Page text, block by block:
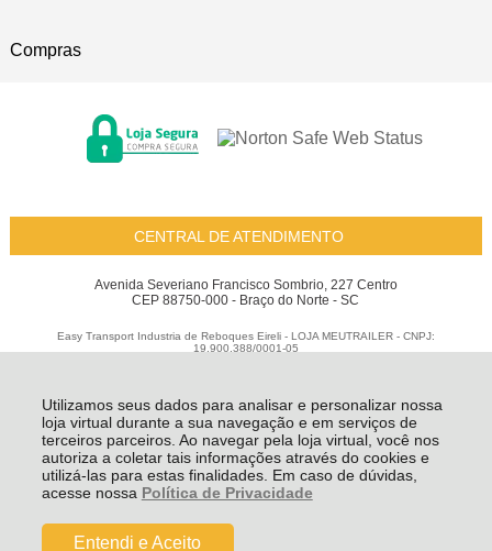
Utilizamos seus dados para analisar e personalizar nossa
loja virtual durante a sua navegação e em serviços de
terceiros parceiros. Ao navegar pela loja virtual, você nos
autoriza a coletar tais informações através do cookies e
utilizá-las para estas finalidades. Em caso de dúvidas,
acesse nossa Política de Privacidade
Entendi e Aceito
Compras
CENTRAL DE ATENDIMENTO
Avenida Severiano Francisco Sombrio, 227 Centro
CEP 88750-000 - Braço do Norte - SC
Easy Transport Industria de Reboques Eireli - LOJA MEUTRAILER - CNPJ:
19.900.388/0001-05